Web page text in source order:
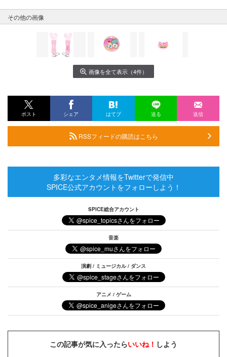
その他の画像
画像を全て表示（4件）
ポスト シェア はてブ 送る 送信
RSSフィードの購読はこちら
多彩なエンタメ情報をTwitterで発信中
SPICE公式アカウントをフォローしよう！
SPICE総合アカウント
音楽
演劇 / ミュージカル / ダンス
アニメ / ゲーム
この記事が気に入ったらいいね！ しよう